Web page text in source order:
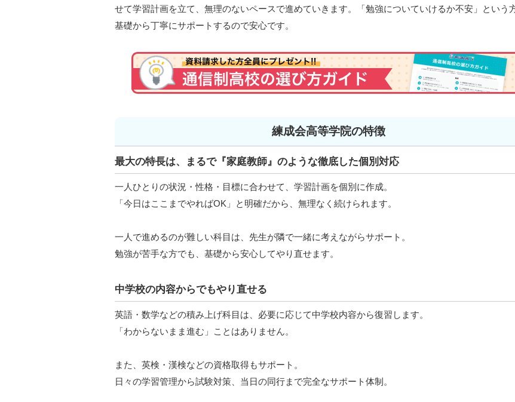
せて学習計画を立て、無理のないペースで進めていきます。「勉強についていけるか不安」という
基礎から丁寧にサポートするので安心です。
練成会高等学院の特徴
最大の特長は、まるで『家庭教師』のような徹底した個別対応
一人ひとりの状況・性格・目標に合わせて、学習計画を個別に作成。
「今日はここまでやればOK」と明確だから、無理なく続けられます。
一人で進めるのが難しい科目は、先生が隣で一緒に考えながらサポート。
勉強が苦手な方でも、基礎から安心してやり直せます。
中学校の内容からでもやり直せる
英語・数学などの積み上げ科目は、必要に応じて中学校内容から復習します。
「わからないまま進む」ことはありません。
また、英検・漢検などの資格取得もサポート。
日々の学習管理から試験対策、当日の同行まで完全なサポート体制。